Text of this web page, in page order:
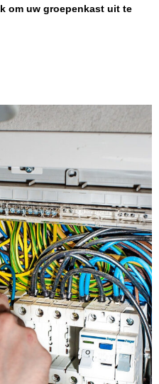
om uw groepenkast uit te